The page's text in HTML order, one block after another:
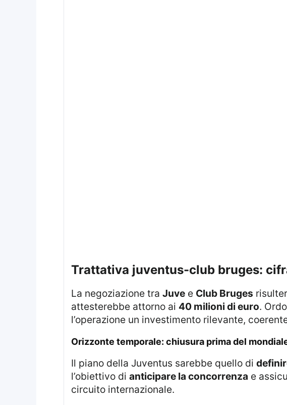
trattativa juventus-club bruges:
La negoziazione tra Juvee Club Bruges
attesterebbe attorno ai 40 milioni di euro.
l’operazione un investimento rilevante,
orizzonte temporale: chiusura prima del
Il piano della Juventus sarebbe quello di
l’obiettivo di anticipare la concorrenza e
circuito internazionale.